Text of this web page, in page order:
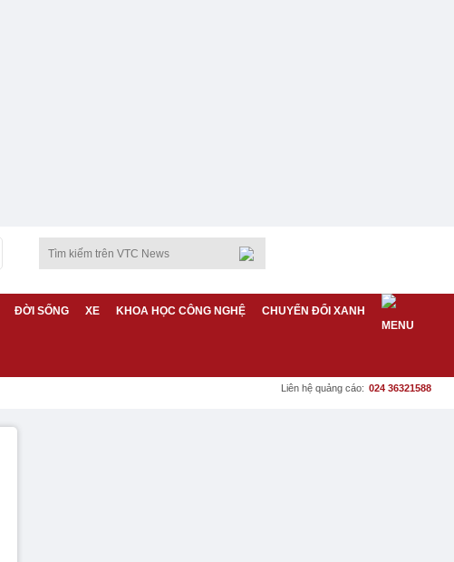
ĐỜI SỐNG XE KHOA HỌC CÔNG NGHỆ CHUYỂN ĐỔI XANH
Liên hệ quảng cáo: 024 36321588